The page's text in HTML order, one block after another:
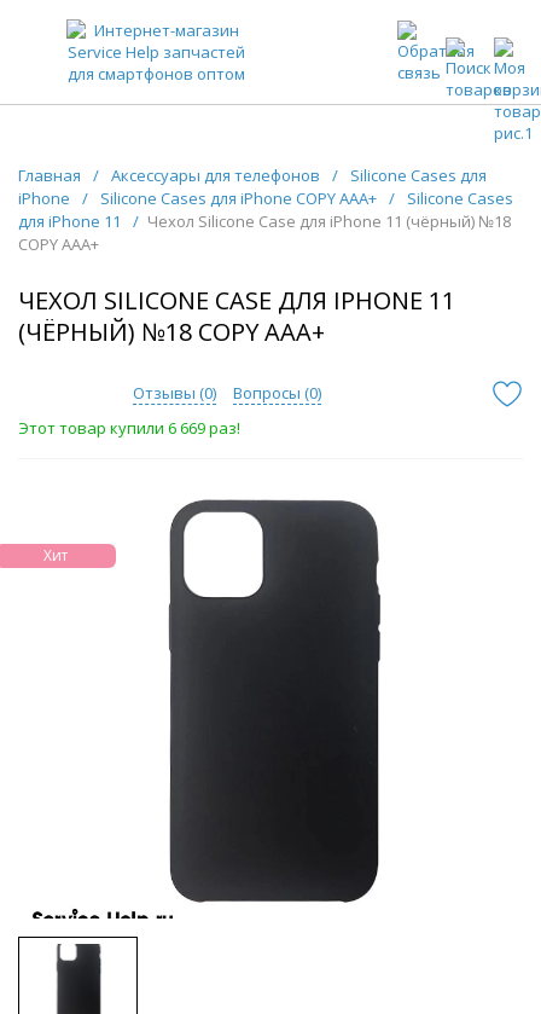
ЗАПЧАСТИ ДЛЯ ТЕЛЕФОНОВ ОПТОМ
Главная / Аксессуары для телефонов /
Silicone Cases для
iPhone
/ Silicone Cases для iPhone COPY AAA+ /
Silicone Cases
для iPhone 11
/ Чехол Silicone Case для iPhone 11 (чёрный) №18
COPY AAA+
ЧЕХОЛ SILICONE CASE ДЛЯ IPHONE 11
(ЧЁРНЫЙ) №18 COPY AAA+
Отзывы (0) Вопросы (0)
Этот товар купили 6 669 раз!
Хит